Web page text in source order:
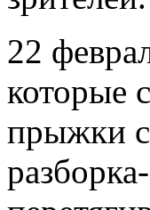
22
которые
прыжки с